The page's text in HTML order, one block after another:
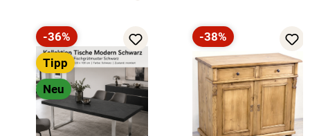
Rabatt
-36%
Tipp
Neu
Rabatt
-38%